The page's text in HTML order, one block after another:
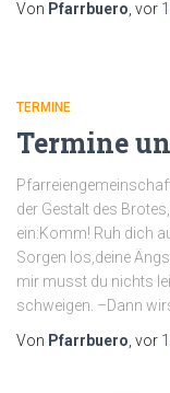
Von Pfarrbuero , vor
TERMINE
Termine
der Gestalt des
ein:Komm! Ruh dich
Sorgen los,deine
mir musst du nichts
schweigen. –Dann
Von Pfarrbuero , vor